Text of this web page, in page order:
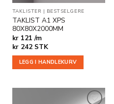
TAKLISTER | BESTSELGERE
TAKLIST A1 XPS
80X80X2000MM
kr 121 /m
kr242 STK
LEGG I HANDLEKURV